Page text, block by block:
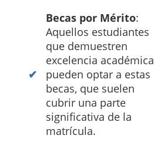
Becas por Mérito:
Aquellos estudiantes
que demuestren
excelencia académica
pueden optar a estas
becas, que suelen
cubrir una parte
significativa de la
matrícula.